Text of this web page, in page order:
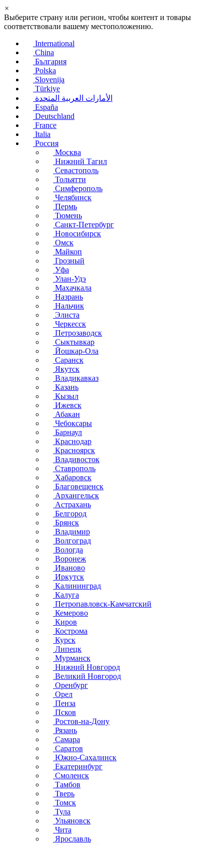
×
Выберите страну или регион, чтобы контент и товары
соответствовали вашему местоположению.
International
China
България
Polska
Slovenija
Türkiye
الأمارات العربية المتحدة
España
Deutschland
France
Italia
Россия
Москва
Нижний Тагил
Севастополь
Тольятти
Симферополь
Челябинск
Пермь
Тюмень
Санкт-Петербург
Новосибирск
Омск
Майкоп
Грозный
Уфа
Улан-Удэ
Махачкала
Назрань
Нальчик
Элиста
Черкесск
Петрозаводск
Сыктывкар
Йошкар-Ола
Саранск
Якутск
Владикавказ
Казань
Кызыл
Ижевск
Абакан
Чебоксары
Барнаул
Краснодар
Красноярск
Владивосток
Ставрополь
Хабаровск
Благовещенск
Архангельск
Астрахань
Белгород
Брянск
Владимир
Волгоград
Вологда
Воронеж
Иваново
Иркутск
Калининград
Калуга
Петропавловск-Камчатский
Кемерово
Киров
Кострома
Курск
Липецк
Мурманск
Нижний Новгород
Великий Новгород
Оренбург
Орел
Пенза
Псков
Ростов-на-Дону
Рязань
Самара
Саратов
Южно-Сахалинск
Екатеринбург
Смоленск
Тамбов
Тверь
Томск
Тула
Ульяновск
Чита
Ярославль